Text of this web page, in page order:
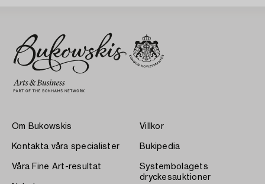
Om Bukowskis
Kontakta våra specialister
Våra Fine Art-resultat
Villkor
Bukipedia
Systembolagets
dryckesauktioner